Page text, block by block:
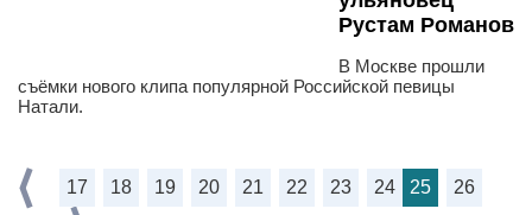
Рустам Романов
В Москве прошли
съёмки нового клипа популярной Российской певицы
Натали.
17 18 19 20 21 22 23 24 25 26